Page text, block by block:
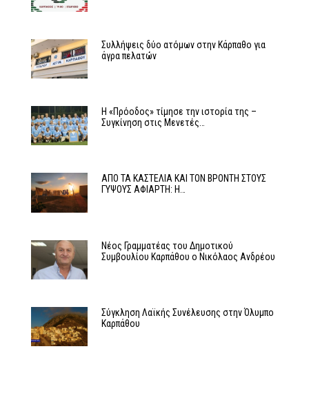
Συλλήψεις δύο ατόμων στην Κάρπαθο για
άγρα πελατών
Η «Πρόοδος» τίμησε την ιστορία της –
Συγκίνηση στις Μενετές…
ΑΠΟ ΤΑ ΚΑΣΤΕΛΙΑ ΚΑΙ ΤΟΝ ΒΡΟΝΤΗ ΣΤΟΥΣ
ΓΥΨΟΥΣ ΑΦΙΑΡΤΗ: Η…
Νέος Γραμματέας του Δημοτικού
Συμβουλίου Καρπάθου ο Νικόλαος Ανδρέου
Σύγκληση Λαϊκής Συνέλευσης στην Όλυμπο
Καρπάθου